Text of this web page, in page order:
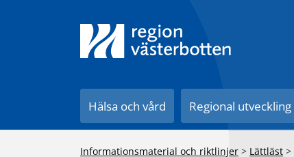
Hälsa och vård Regional utveckling
Informationsmaterial och riktlinjer > Lättläst >